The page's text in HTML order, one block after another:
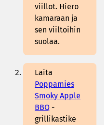
viillot. Hiero
kamaraan ja
sen viiltoihin
suolaa.
Laita
Poppamies
Smoky Apple
BBQ -
grillikastike